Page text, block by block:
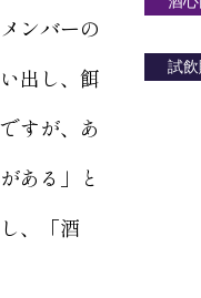
ンバーの
出し、餌
すが、あ
ある」と
、「酒
試